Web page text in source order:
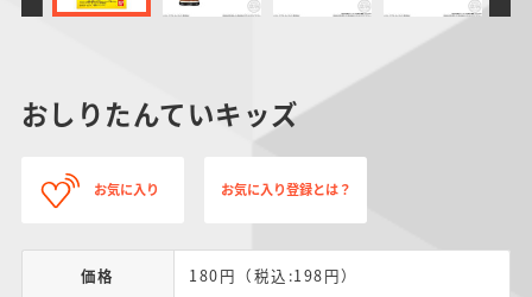
おしりたんていキッズ
お気に入り お気に入り登録とは？
価格 180円（税込:198円）